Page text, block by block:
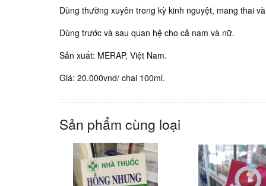
Dùng thường xuyên trong kỳ kinh nguyệt, mang thai
Dùng trước và sau quan hệ cho cả nam và nữ.
Sản xuất: MERAP, Việt Nam.
Giá: 20.000vnd/ chai 100ml.
Sản phẩm cùng loại